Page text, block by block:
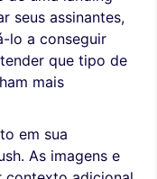
seus assinantes,
lo a conseguir
que tipo de
mais
em sua
As imagens e